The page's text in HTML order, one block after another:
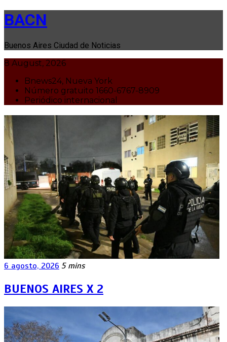
BACN
Buenos Aires Ciudad de Noticias
8 August, 2026
Bnews24, Nueva York
Número gratuito 1660-6767-8909
Periódico internacional
6 agosto, 2026 5 mins
BUENOS AIRES X 2